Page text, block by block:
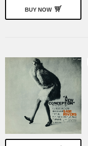
BUY NOW